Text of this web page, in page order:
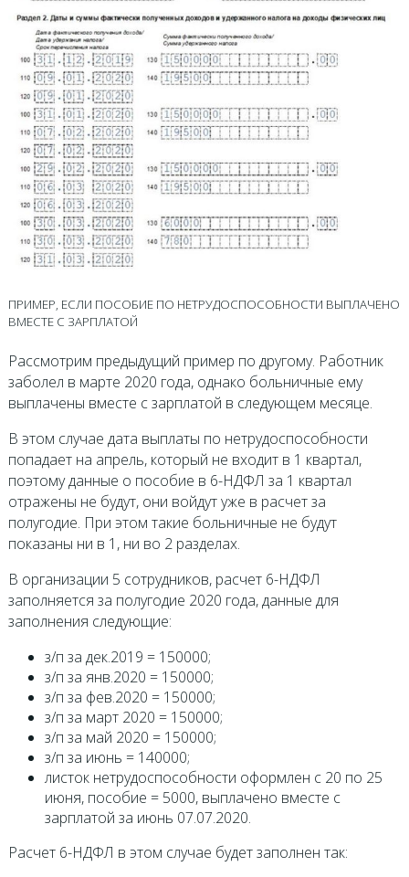
ПРИМЕР, ЕСЛИ ПОСОБИЕ ПО НЕТРУДОСПОСОБНОСТИ ВЫПЛАЧЕНО
ВМЕСТЕ С ЗАРПЛАТОЙ
Рассмотрим предыдущий пример по другому. Работник
заболел в марте 2020 года, однако больничные ему
выплачены вместе с зарплатой в следующем месяце.
В этом случае дата выплаты по нетрудоспособности
попадает на апрель, который не входит в 1 квартал,
поэтому данные о пособие в 6-НДФЛ за 1 квартал
отражены не будут, они войдут уже в расчет за
полугодие. При этом такие больничные не будут
показаны ни в 1, ни во 2 разделах.
В организации 5 сотрудников, расчет 6-НДФЛ
заполняется за полугодие 2020 года, данные для
заполнения следующие:
з/п за дек.2019 = 150000;
з/п за янв.2020 = 150000;
з/п за фев.2020 = 150000;
з/п за март 2020 = 150000;
з/п за май 2020 = 150000;
з/п за июнь = 140000;
листок нетрудоспособности оформлен с 20 по 25
июня, пособие = 5000, выплачено вместе с
зарплатой за июнь 07.07.2020.
Расчет 6-НДФЛ в этом случае будет заполнен так: